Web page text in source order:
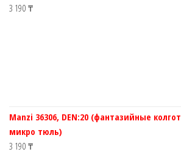
3 190 ₸
Manzi 36306, DEN:20 (фантазийные
микро тюль)
3 190 ₸